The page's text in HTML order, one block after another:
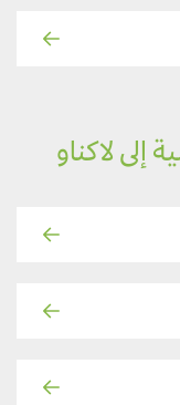
إلى لاكناو